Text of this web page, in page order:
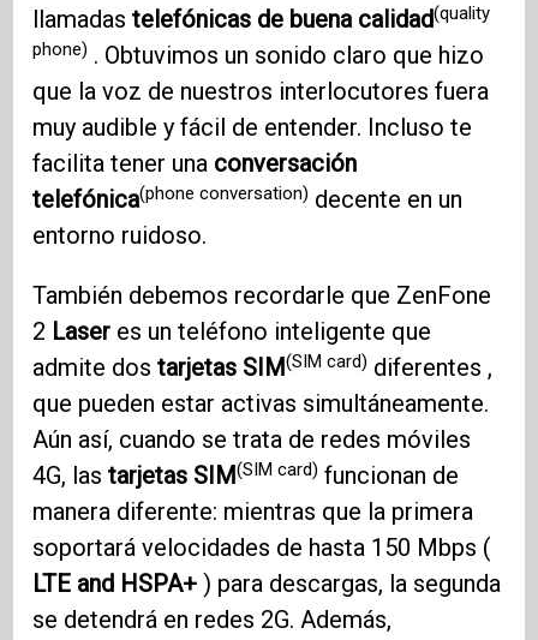
llamadastelefónicas de buena calidad(quality
phone) . Obtuvimos un sonido claro que hizo
que la voz de nuestros interlocutores fuera
muy audible y fácil de entender. Incluso te
facilita tener una conversación
telefónica(phone conversation) decente en un
entorno ruidoso.
También debemos recordarle que ZenFone
2 Laser es un teléfono inteligente que
admite dostarjetas SIM(SIM card) diferentes ,
que pueden estar activas simultáneamente.
Aún así, cuando se trata de redes móviles
4G, lastarjetas SIM(SIM card) funcionan de
manera diferente: mientras que la primera
soportará velocidades de hasta 150 Mbps (
LTE and HSPA+ ) para descargas, la segunda
se detendrá en redes 2G. Además,